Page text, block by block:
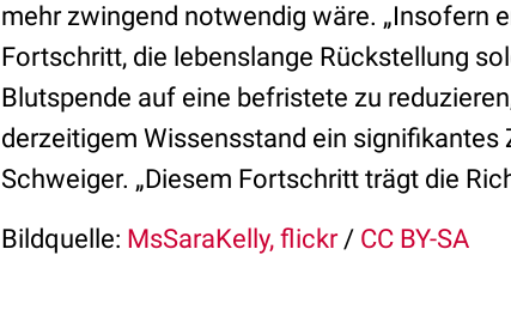
mehr zwingend notwendig wäre. „Insofern
Fortschritt, die lebenslange Rückstellung
Blutspende auf eine befristete zu
derzeitigem Wissensstand ein signifikantes
Schweiger. „Diesem Fortschritt trägt die
Bildquelle: MsSaraKelly, flickr/ CC BY-SA